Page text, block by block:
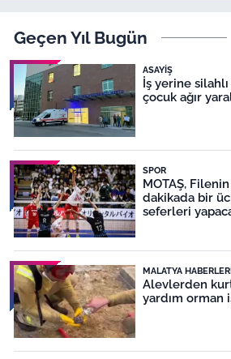
Geçen Yıl Bugün
ASAYIŞ
İş yerine silahlı
çocuk ağır
SPOR
MOTAŞ,
dakikada bir
seferleri
MALATYA
Alevlerden
yardım orman